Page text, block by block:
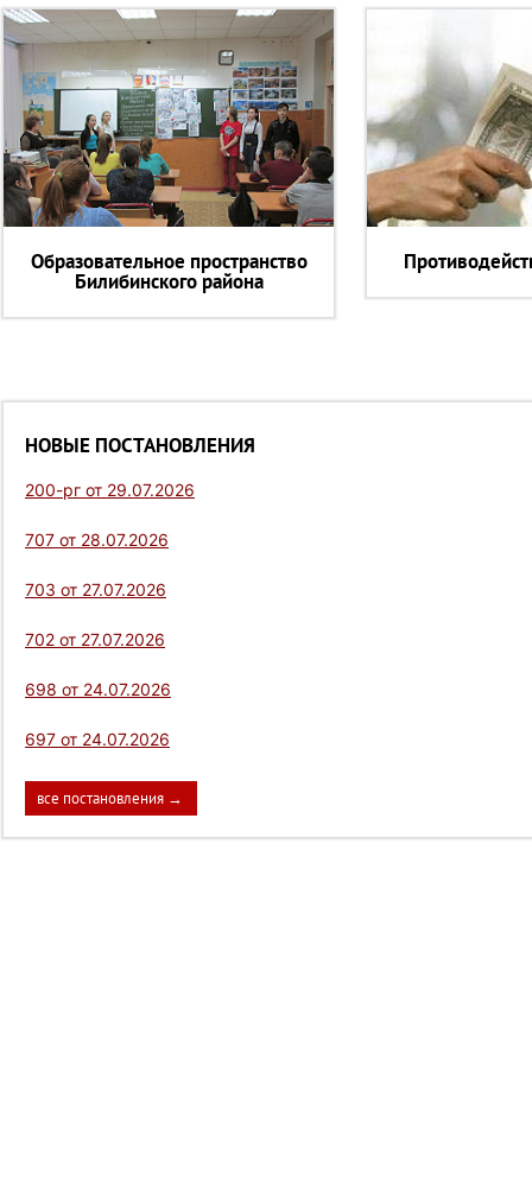
Образовательное пространство
Билибинского района
НОВЫЕ ПОСТАНОВЛЕНИЯ
200-рг от 29.07.2026
707 от 28.07.2026
703 от 27.07.2026
702 от 27.07.2026
698 от 24.07.2026
697 от 24.07.2026
все постановления →